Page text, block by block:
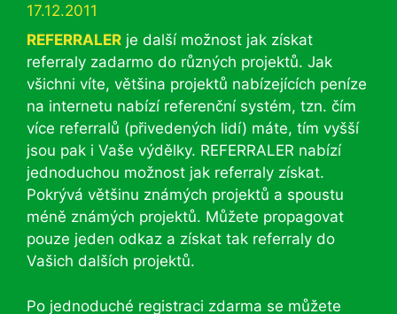
17.12.2011
REFERRALER je další možnost jak získat
referraly zadarmo do různých projektů. Jak
všichni víte, většina projektů nabízejících peníze
na internetu nabízí referenční systém, tzn. čím
více referralů (přivedených lidí) máte, tím vyšší
jsou pak i Vaše výdělky. REFERRALER nabízí
jednoduchou možnost jak referraly získat.
Pokrývá většinu známých projektů a spoustu
méně známých projektů. Můžete propagovat
pouze jeden odkaz a získat tak referraly do
Vašich dalších projektů.
Po jednoduché registraci zdarma se můžete